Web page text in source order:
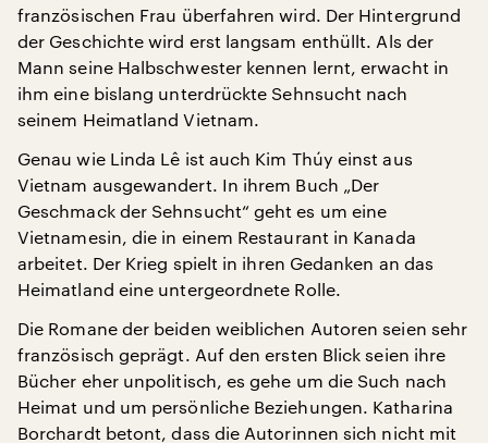
französischen Frau überfahren wird. Der Hintergrund
der Geschichte wird erst langsam enthüllt. Als der
Mann seine Halbschwester kennen lernt, erwacht in
ihm eine bislang unterdrückte Sehnsucht nach
seinem Heimatland Vietnam.
Genau wie Linda Lê ist auch Kim Thúy einst aus
Vietnam ausgewandert. In ihrem Buch „Der
Geschmack der Sehnsucht“ geht es um eine
Vietnamesin, die in einem Restaurant in Kanada
arbeitet. Der Krieg spielt in ihren Gedanken an das
Heimatland eine untergeordnete Rolle.
Die Romane der beiden weiblichen Autoren seien sehr
französisch geprägt. Auf den ersten Blick seien ihre
Bücher eher unpolitisch, es gehe um die Such nach
Heimat und um persönliche Beziehungen. Katharina
Borchardt betont, dass die Autorinnen sich nicht mit